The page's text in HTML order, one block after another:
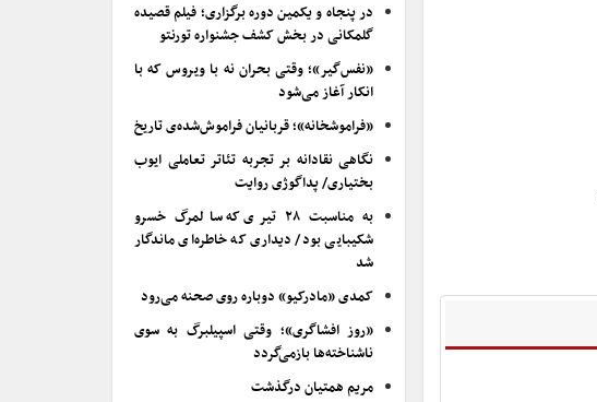
در پنجاه و یکمین دوره برگزاری؛ فیلم قصیده
گلمکانی در بخش کشف جشنواره تورنتو
«نفس‌گیر»؛ وقتی بحران نه با ویروس که با
انکار آغاز می‌شود
«فراموشخانه»؛ قربانیان فراموش‌شده‌ی تاریخ
نگاهی نقادانه بر تجربه تئاتر تعاملی ایوب
بختیاری/ پداگوژی روایت
به مناسبت ۲۸ تیری که سالمرگ خسرو
شکیبایی بود/ دیداری که خاطره‌ای ماندگار
شد
کمدی «مادرکیو» دوباره روی صحنه می‌رود
«روز افشاگری»؛ وقتی اسپیلبرگ به سوی
ناشناخته‌ها بازمی‌گردد
مریم همتیان درگذشت